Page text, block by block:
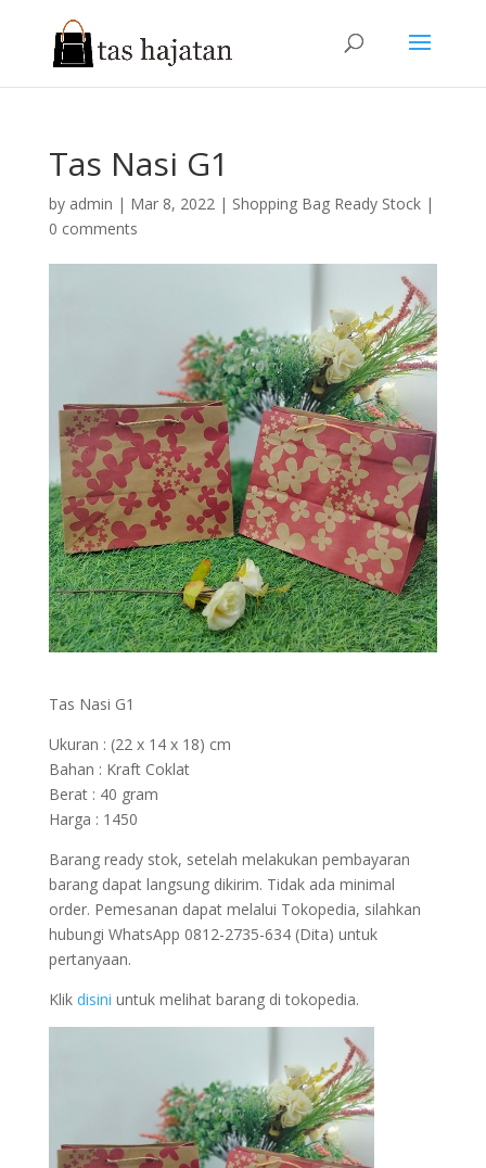
Tas Nasi G1
by admin | Mar 8, 2022| Shopping Bag Ready Stock|
0 comments
Tas Nasi G1
Ukuran : (22 x 14 x 18) cm
Bahan : Kraft Coklat
Berat : 40 gram
Harga : 1450
Barang ready stok, setelah melakukan pembayaran
barang dapat langsung dikirim. Tidak ada minimal
order. Pemesanan dapat melalui Tokopedia, silahkan
hubungi WhatsApp 0812-2735-634 (Dita) untuk
pertanyaan.
Klik disini untuk melihat barang di tokopedia.